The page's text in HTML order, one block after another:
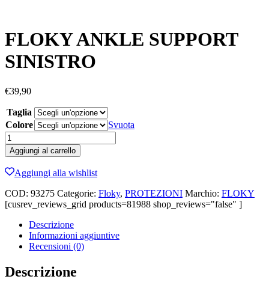
FLOKY ANKLE SUPPORT
SINISTRO
€39,90
Taglia
Colore
Svuota
FLOKY
ANKLE
SUPPORT
SINISTRO
quantità
Aggiungi al carrello
Aggiungi alla wishlist
COD: 93275 Categorie: Floky, PROTEZIONI Marchio: FLOKY
[cusrev_reviews_grid products=81988 shop_reviews="false" ]
Descrizione
Informazioni aggiuntive
Recensioni (0)
Descrizione